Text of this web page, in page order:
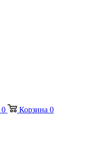
0 Корзина 0